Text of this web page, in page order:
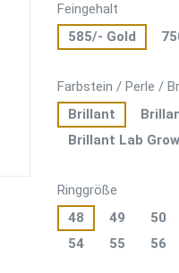
Feingehalt
585/- Gold
Farbstein / Perle /
Brillant
Brillant Lab
Ringgröße
48
49 50
54
55 56